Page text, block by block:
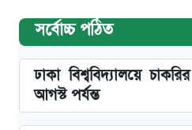
সর্বোচ্চ পঠিত
ঢাকা বিশ্ববিদ্যালয়ে
আগস্ট পর্যন্ত